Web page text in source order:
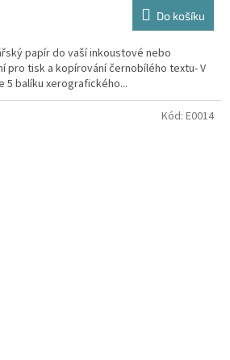
Do košíku
papír do vaší inkoustové nebo
pro tisk a kopírování černobílého textu- V
balíku xerografického...
Kód: E0014